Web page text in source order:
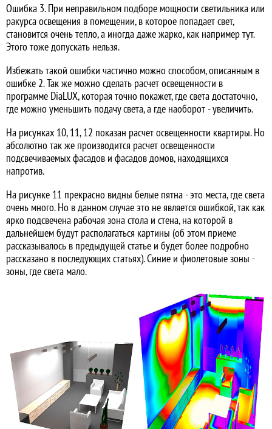
Ошибка 3. При неправильном подборе мощности светильника или
ракурса освещения в помещении, в которое попадает свет,
становится очень тепло, а иногда даже жарко, как например тут.
Этого тоже допускать нельзя.
Избежать такой ошибки частично можно способом, описанным в
ошибке 2. Так же можно сделать расчет освещенности в
программе DiaLUX, которая точно покажет, где света достаточно,
где можно уменьшить подачу света, а где наоборот - увеличить.
На рисунках 10, 11, 12 показан расчет освещенности квартиры. Но
абсолютно так же производится расчет освещенности
подсвечиваемых фасадов и фасадов домов, находящихся
напротив.
На рисунке 11 прекрасно видны белые пятна - это места, где света
очень много. Но в данном случае это не является ошибкой, так как
ярко подсвечена рабочая зона стола и стена, на которой в
дальнейшем будут располагаться картины (об этом приеме
рассказывалось в предыдущей статье и будет более подробно
рассказано в последующих статьях). Синие и фиолетовые зоны -
зоны, где света мало.